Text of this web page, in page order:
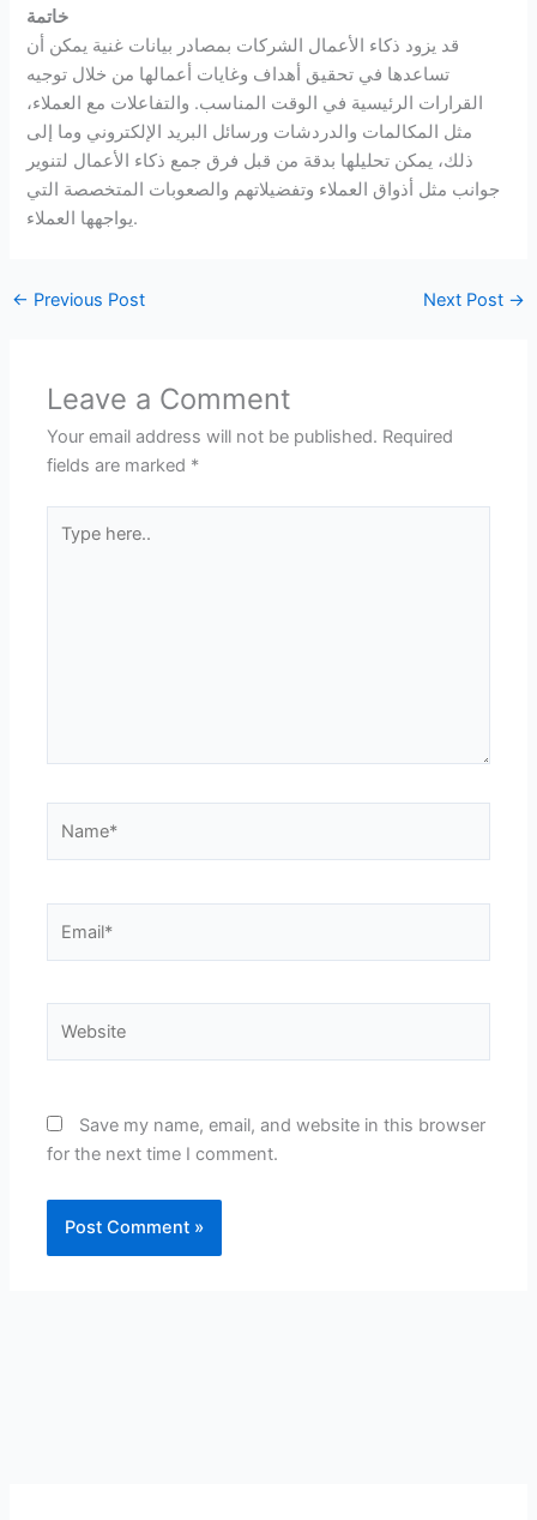
خاتمة
قد يزود ذكاء الأعمال الشركات بمصادر بيانات غنية يمكن أن
تساعدها في تحقيق أهداف وغايات أعمالها من خلال توجيه
القرارات الرئيسية في الوقت المناسب. والتفاعلات مع العملاء،
مثل المكالمات والدردشات ورسائل البريد الإلكتروني وما إلى
ذلك، يمكن تحليلها بدقة من قبل فرق جمع ذكاء الأعمال لتنوير
جوانب مثل أذواق العملاء وتفضيلاتهم والصعوبات المتخصصة التي
يواجهها العملاء.
← Previous Post Next Post →
Leave a Comment
Your email address will not be published. Required
fields are marked *
here..
Save my name, email, and website in this browser
for the next time I comment.